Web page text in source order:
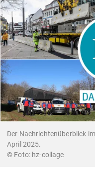
Der Nachrichtenüberblick
April 2025.
hz-collage